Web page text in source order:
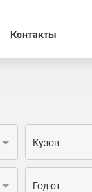
Контакты
Кузов
Год от